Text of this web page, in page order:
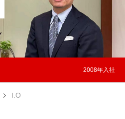
2008年入社
I.O